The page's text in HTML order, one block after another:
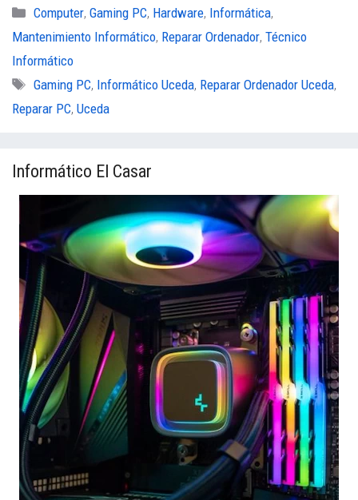
o
k
r
p
p
Categorías
Computer,Gaming PC, Hardware, Informática,
Mantenimiento Informático, Reparar Ordenador, Técnico
Informático
Etiquetas
Gaming PC, Informático Uceda, Reparar Ordenador Uceda,
Reparar PC, Uceda
Informático El Casar